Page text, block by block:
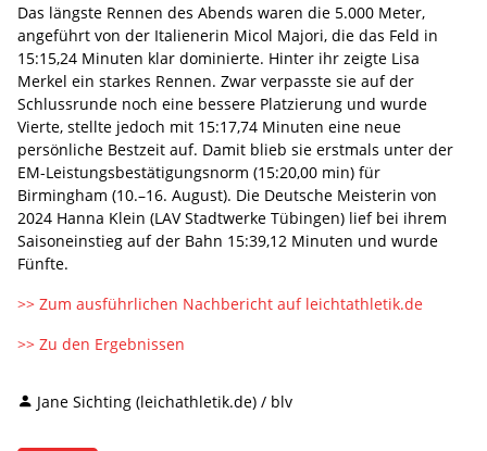
Das längste Rennen des Abends waren die 5.000 Meter,
angeführt von der Italienerin Micol Majori, die das Feld in
15:15,24 Minuten klar dominierte. Hinter ihr zeigte Lisa
Merkel ein starkes Rennen. Zwar verpasste sie auf der
Schlussrunde noch eine bessere Platzierung und wurde
Vierte, stellte jedoch mit 15:17,74 Minuten eine neue
persönliche Bestzeit auf. Damit blieb sie erstmals unter der
EM-Leistungsbestätigungsnorm (15:20,00 min) für
Birmingham (10.–16. August). Die Deutsche Meisterin von
2024 Hanna Klein (LAV Stadtwerke Tübingen) lief bei ihrem
Saisoneinstieg auf der Bahn 15:39,12 Minuten und wurde
Fünfte.
>> Zum ausführlichen Nachbericht auf leichtathletik.de
>> Zu den Ergebnissen
Jane Sichting (leichathletik.de) / blv